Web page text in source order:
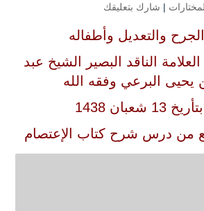
| شارك بتعليقك
والتعديل وأطفاله
الناقد البصير الشيخ عبد
يحيى البرعي وفقه الله
شعبان 1438
من درس شرح كتاب الإعتصام